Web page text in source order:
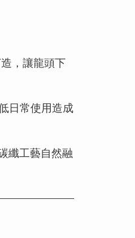
，讓龍頭下
日常使用造成
纖工藝自然融